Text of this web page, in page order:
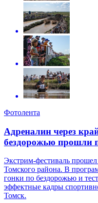
Фотолента
Адреналин через
бездорожью прошли
Экстрим-фестиваль прошел
Томского района. В
гонки по бездорожью и
эффектные кадры
Томск.